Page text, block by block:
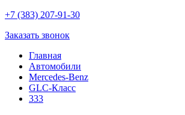
+7 (383) 207-91-30
Заказать звонок
Главная
Автомобили
Mercedes-Benz
GLC-Класс
333